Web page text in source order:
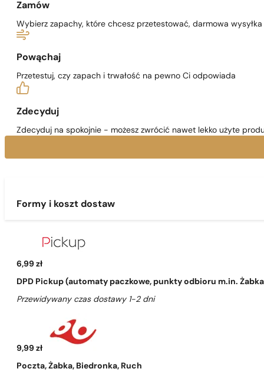
Zamów
Wybierz zapachy, które chcesz przetestować, darmowa wysyłka
Powąchaj
Przetestuj, czy zapach i trwałość na pewno Ci odpowiada
Zdecyduj
Zdecyduj na spokojnie - możesz zwrócić nawet lekko użyte
Formy i koszt dostaw
6,99 zł
DPD Pickup (automaty paczkowe, punkty odbioru m.in.
Przewidywany czas dostawy 1-2 dni
9,99 zł
Poczta, Żabka, Biedronka, Ruch